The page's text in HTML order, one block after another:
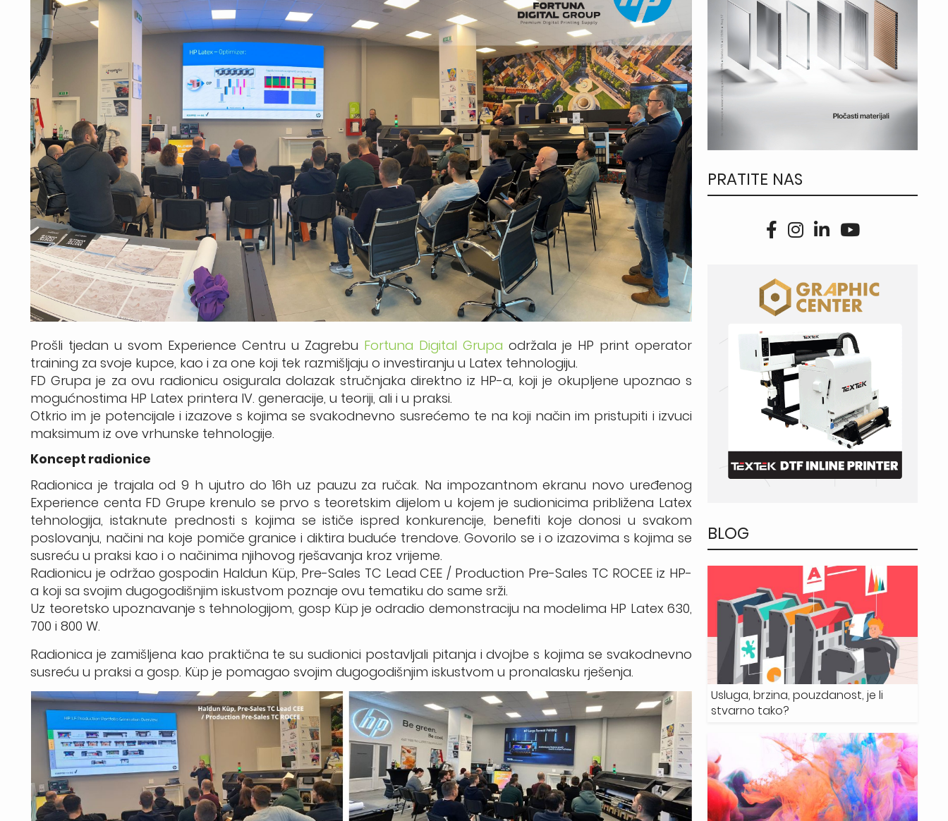
Prošli tjedan u svom Experience Centru u Zagrebu Fortuna Digital Grupa održala je HP print operator
training za svoje kupce, kao i za one koji tek razmišljaju o investiranju u Latex tehnologiju.
FD Grupa je za ovu radionicu osigurala dolazak stručnjaka direktno iz HP-a, koji je okupljene upoznao s
mogućnostima HP Latex printera IV. generacije, u teoriji, ali i u praksi.
Otkrio im je potencijale i izazove s kojima se svakodnevno susrećemo te na koji način im pristupiti i izvuci
maksimum iz ove vrhunske tehnologije.
Koncept radionice
Radionica je trajala od 9 h ujutro do 16h uz pauzu za ručak. Na impozantnom ekranu novo uređenog
Experience centa FD Grupe krenulo se prvo s teoretskim dijelom u kojem je sudionicima približena Latex
tehnologija, istaknute prednosti s kojima se ističe ispred konkurencije, benefiti koje donosi u svakom
poslovanju, načini na koje pomiče granice i diktira buduće trendove. Govorilo se i o izazovima s kojima se
susreću u praksi kao i o načinima njihovog rješavanja kroz vrijeme.
Radionicu je održao gospodin Haldun Küp, Pre-Sales TC Lead CEE / Production Pre-Sales TC ROCEE iz HP-
a koji sa svojim dugogodišnjim iskustvom poznaje ovu tematiku do same srži.
Uz teoretsko upoznavanje s tehnologijom, gosp Küp je odradio demonstraciju na modelima HP Latex 630,
700 i 800 W.
Radionica je zamišljena kao praktična te su sudionici postavljali pitanja i dvojbe s kojima se svakodnevno
susreću u praksi a gosp. Küp je pomagao svojim dugogodišnjim iskustvom u pronalasku rješenja.
PRATITE NAS
BLOG
Usluga, brzina, pouzdanost, je li
stvarno tako?